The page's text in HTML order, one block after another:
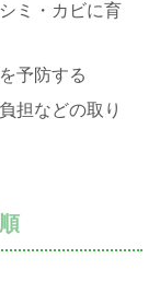
ミ・カビに育
予防する
担などの取り